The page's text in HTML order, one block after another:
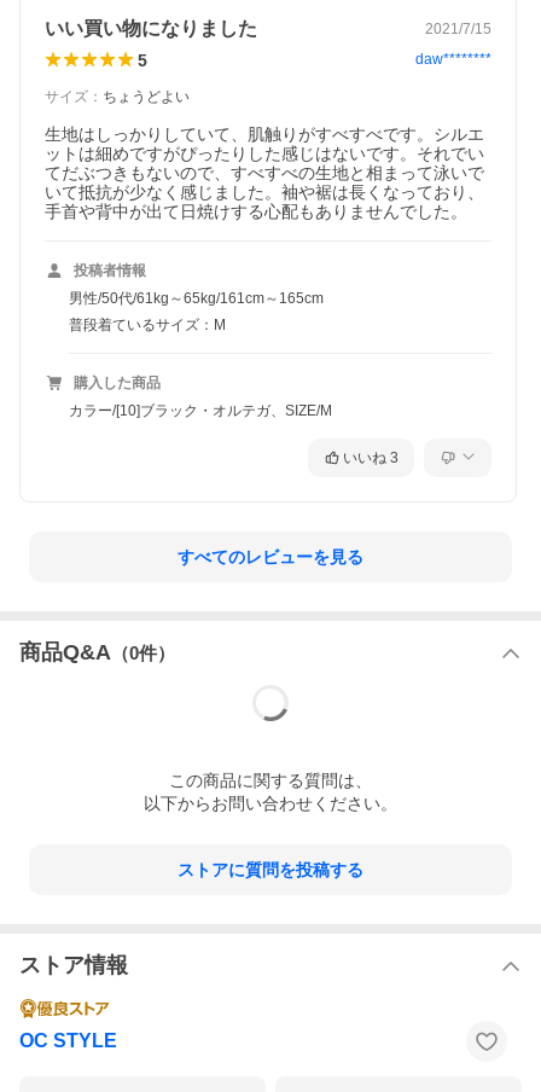
いい買い物になりました 2021/7/15
5 daw********
サイズ ： ちょうどよい
生地はしっかりしていて、肌触りがすべすべです。シルエ
ットは細めですがぴったりした感じはないです。それでい
てだぶつきもないので、すべすべの生地と相まって泳いで
いて抵抗が少なく感じました。袖や裾は長くなっており、
手首や背中が出て日焼けする心配もありませんでした。
投稿者情報
男性/50代/61kg～65kg/161cm～165cm
普段着ているサイズ：M
購入した商品
カラー/[10]ブラック・オルテガ、SIZE/M
いいね 3
すべてのレビューを見る
商品Q&A （0件）
この商品に関する質問は、
以下からお問い合わせください。
ストアに質問を投稿する
ストア情報
OC STYLE